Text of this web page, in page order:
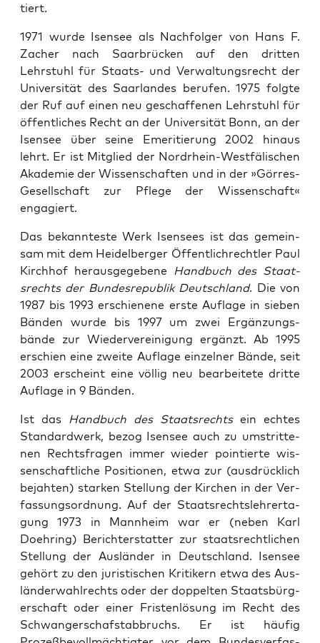
tiert.
1971 wurde Isensee als Nach­fol­ger von Hans F.
Zach­er nach Saar­brück­en auf den drit­ten
Lehrstuhl für Staats- und Ver­wal­tungsrecht der
Uni­ver­sität des Saar­lan­des berufen. 1975 fol­gte
der Ruf auf einen neu geschaf­fe­nen Lehrstuhl für
öffentlich­es Recht an der Uni­ver­sität Bonn, an der
Isensee über seine Emer­i­tierung 2002 hin­aus
lehrt. Er ist Mit­glied der Nor­drhein-West­fälis­chen
Akademie der Wis­senschaften und in der »Gör­res-
Gesellschaft zur Pflege der Wis­senschaft«
engagiert.
Das bekan­nteste Werk Isensees ist das gemein­
sam mit dem Hei­del­berg­er Öffentlichrechtler Paul
Kirch­hof her­aus­gegebene Hand­buch des Staat­
srechts der Bun­desre­pub­lik Deutsch­land. Die von
1987 bis 1993 erschienene erste Auflage in sieben
Bän­den wurde bis 1997 um zwei Ergänzungs­
bände zur Wiedervere­ini­gung ergänzt. Ab 1995
erschien eine zweite Auflage einzel­ner Bände, seit
2003 erscheint eine völ­lig neu bear­beit­ete dritte
Auflage in 9 Bän­den.
Ist das Hand­buch des Staat­srechtsein echt­es
Stan­dard­w­erk, bezog Isensee auch zu umstrit­te­
nen Rechts­fra­gen immer wieder pointierte wis­
senschaftliche Posi­tio­nen, etwa zur (aus­drück­lich
bejaht­en) starken Stel­lung der Kirchen in der Ver­
fas­sung­sor­d­nung. Auf der Staat­srecht­slehrerta­
gung 1973 in Mannheim war er (neben Karl
Doehring) Berichter­stat­ter zur staat­srechtlichen
Stel­lung der Aus­län­der in Deutsch­land. Isensee
gehört zu den juris­tis­chen Kri­tik­ern etwa des Aus­
län­der­wahlrechts oder der dop­pel­ten Staats­bürg­
er­schaft oder ein­er Fris­ten­lö­sung im Recht des
Schwanger­schaf­stab­bruchs. Er ist häu­fig